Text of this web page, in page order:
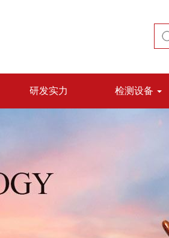
研发实力 检测设备